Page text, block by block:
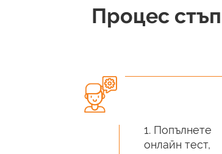
Процес
1. Попълнете
онлайн тест,